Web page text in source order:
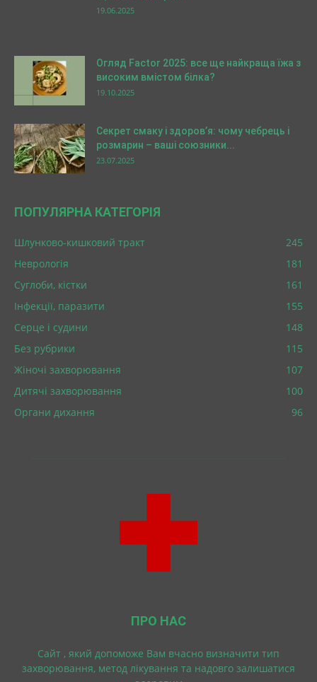
19.06.2025
Огляд Factor 2025: все ще найкраща їжа з
високим вмістом білка?
19.10.2025
Секрет смаку і здоров’я: чому чебрець і
розмарин – ваші союзники...
23.07.2025
ПОПУЛЯРНА КАТЕГОРІЯ
Шлунково-кишковий тракт
245
Неврологія
181
Суглоби, кістки
161
Інфекції, паразити
155
Серце і судини
148
Без рубрики
115
Жіночі захворювання
107
Дитячі захворювання
100
Органи дихання
96
ПРО НАС
Cайт , який допоможе Вам вчасно визначити тип
захворювання, метод лікування та надовго залишатися